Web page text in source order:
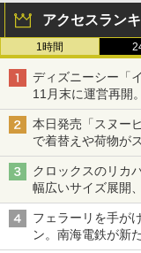
アクセスラン
1時間
ディズニーシー「
11月末に運営再開
は1500円
本日発売「スヌー
で着替えや荷物が
クロックスのリカ
幅広いサイズ展開
フェラーリを手が
ン。南海電鉄が新